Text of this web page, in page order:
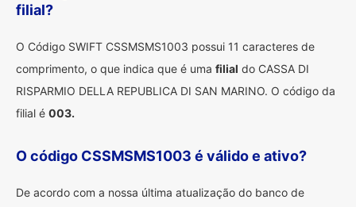
filial?
O Código SWIFT CSSMSMS1003 possui 11 caracteres de
comprimento, o que indica que é uma filial do CASSA DI
RISPARMIO DELLA REPUBLICA DI SAN MARINO. O código da
filial é 003.
O código CSSMSMS1003 é válido e ativo?
De acordo com a nossa última atualização do banco de